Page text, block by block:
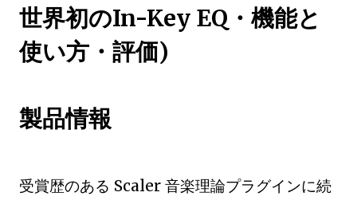
世界初のIn-Key EQ・機能と
使い方・評価)
製品情報
受賞歴のある Scaler 音楽理論プラグインに続